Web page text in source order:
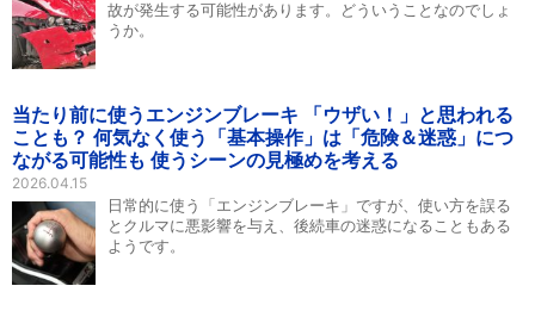
故が発生する可能性があります。どういうことなのでしょ
うか。
当たり前に使うエンジンブレーキ 「ウザい！」と思われる
ことも？ 何気なく使う「基本操作」は「危険＆迷惑」につ
ながる可能性も 使うシーンの見極めを考える
2026.04.15
日常的に使う「エンジンブレーキ」ですが、使い方を誤る
とクルマに悪影響を与え、後続車の迷惑になることもある
ようです。